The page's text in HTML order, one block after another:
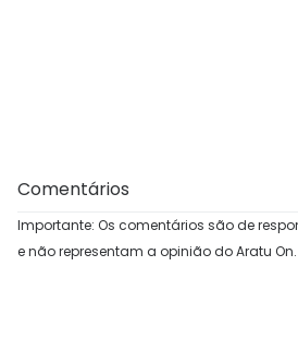
Comentários
Importante: Os comentários são de
e não representam a opinião do Aratu On.